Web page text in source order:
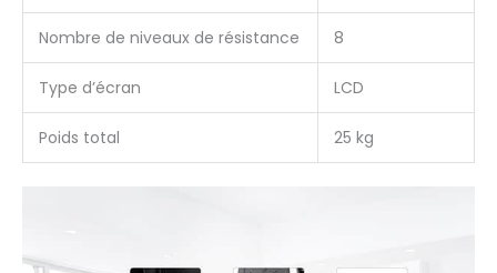
Nombre de niveaux de résistance 8
Type d’écran LCD
Poids total 25 kg